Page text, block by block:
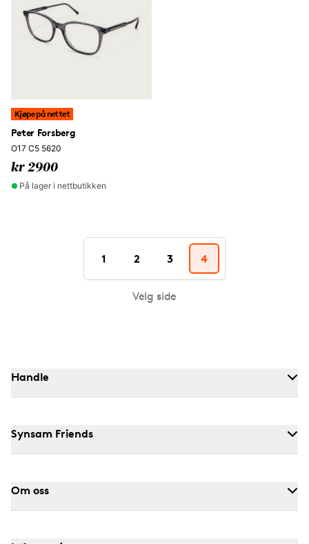
Kjøpe på nettet
Peter Forsberg
O17 C5 5620
kr 2900
På lager i nettbutikken
1 2 3 4
Velg side
Handle
Synsam Friends
Om oss